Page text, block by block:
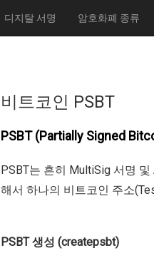
디지탈 서명 암호화폐 종류
비트코인 PSBT
PSBT (Partially Signed
PSBT는 흔히 MultiSig 서명
해서 하나의 비트코인 주소
PSBT 생성 (createpsbt)